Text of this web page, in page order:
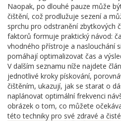
Naopak, po dlouhé pauze může
čištění, což prodlužuje sezení a
sprchu pro odstranění zbytkových
faktorů formuje praktický návod:
vhodného přístroje a naslouchání
pomáhají optimalizovat čas a
V dalším seznamu níže najdete
jednotlivé kroky pískování,
čištěním, ukazují, jak se starat o
naplánovat optimální frekvenci
obrázek o tom, co můžete
této techniky pro své zdravé a